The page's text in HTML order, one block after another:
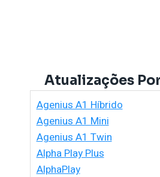
Atualizações
Agenius A1 Híbrido
Agenius A1 Mini
Agenius A1 Twin
Alpha Play Plus
AlphaPlay